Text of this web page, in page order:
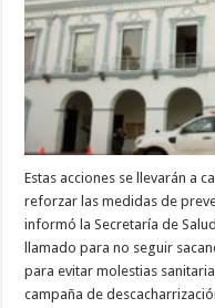
Estas acciones se llevarán a
reforzar las medidas de
informó la Secretaría de
llamado para no seguir
para evitar molestias
campaña de